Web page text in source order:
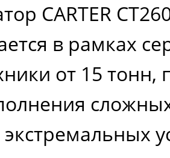
(мм)
CARTER
в рамках
от 15
экстремальных